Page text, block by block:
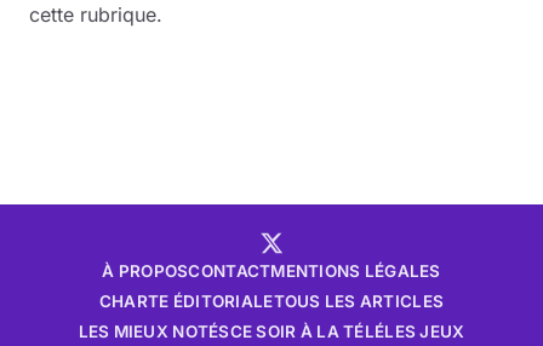
cette rubrique.
À PROPOSCONTACTMENTIONS LÉGALES
CHARTE ÉDITORIALETOUS LES ARTICLES
LES MIEUX NOTÉSCE SOIR À LA TÉLÉLES JEUX